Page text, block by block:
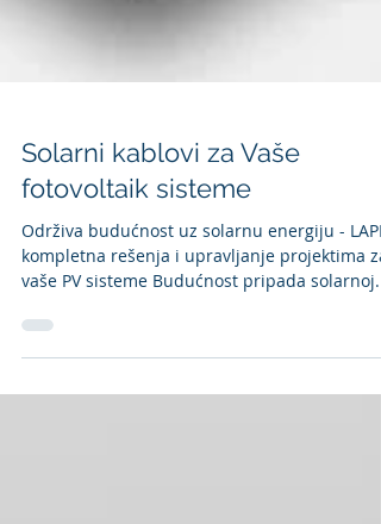
Solarni kablovi za Vaše
fotovoltaik sisteme
Održiva budućnost uz solarnu energiju - LAPP
vaše PV sisteme Budućnost pripada solarnoj...